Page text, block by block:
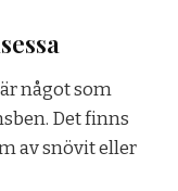
något som
Det finns
av snövit eller